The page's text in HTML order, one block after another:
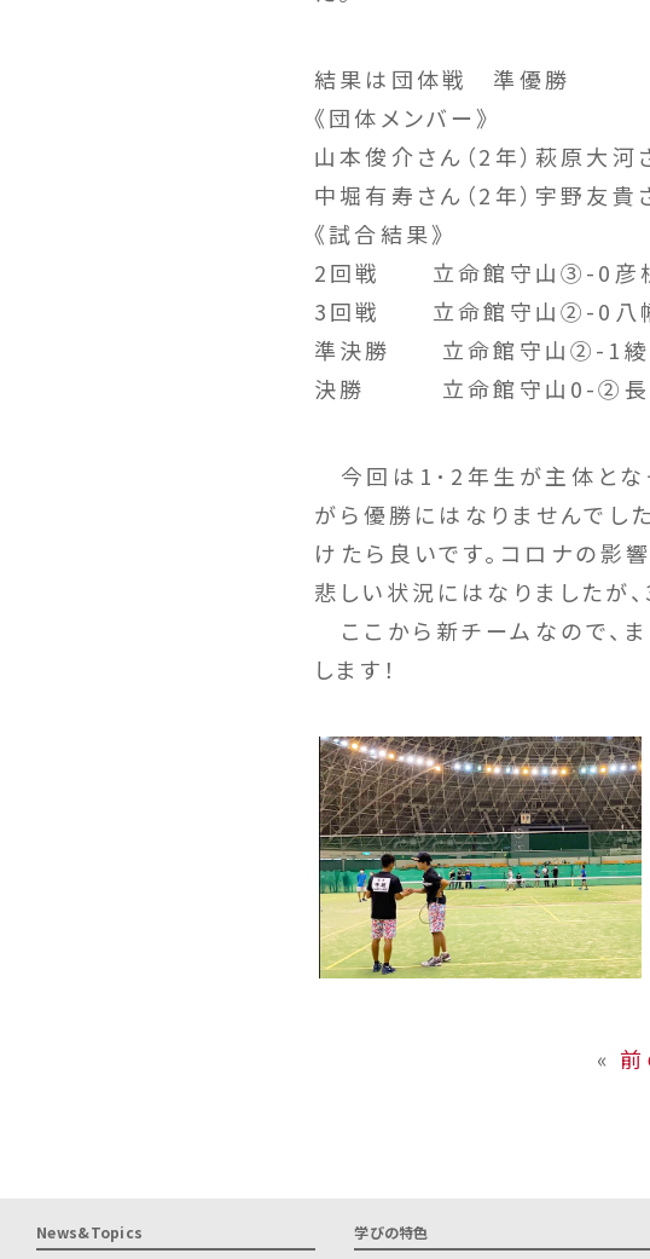
結果は団体戦 準優勝
《団体メンバー》
山本俊介さん（2年）萩原大河
中堀有寿さん（2年）宇野友貴
《試合結果》
2回戦 立命館守山③-0彦
3回戦 立命館守山②-0八
準決勝 立命館守山②-1綾
決勝 立命館守山0-②長
今回は1･2年生が主体とな
がら優勝にはなりませんでし
けたら良いです。コロナの影
悲しい状況にはなりましたが
ここから新チームなので、
します！
«
News&Topics
学びの特色